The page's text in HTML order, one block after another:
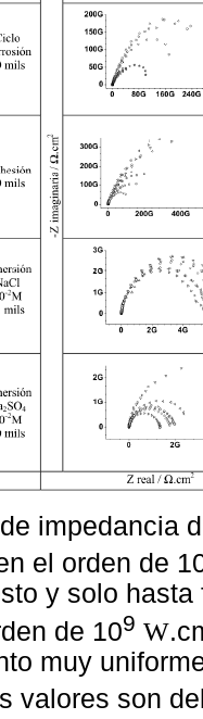
impedancia
el orden de
y solo
de 109 W
muy
valores son